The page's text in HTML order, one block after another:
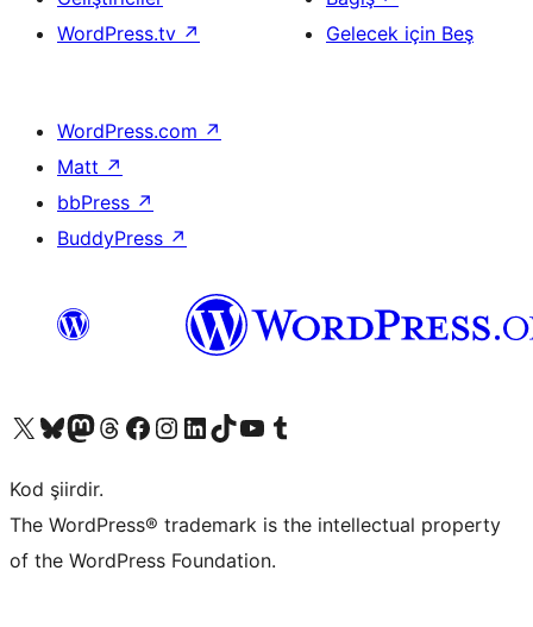
WordPress.tv ↗
Gelecek için Beş
WordPress.com ↗
Matt ↗
bbPress ↗
BuddyPress ↗
X (eski Twitter) hesabımıza bakın
Bluesky hesabımızı ziyaret edinMastodon hesabımızı ziyaret edinThreads hesabımızı ziyaret edinFacebook sayfamızı ziyaret edinInstagram hesabımızı ziyaret edinLinkedIn hesabımızı ziyaret edinTikTok hesabımızı ziyaret edinYouTube kanalımızı ziyaret edinTumblr hesabımızı ziyaret edin
Kod şiirdir.
The WordPress® trademark is the intellectual property
of the WordPress Foundation.